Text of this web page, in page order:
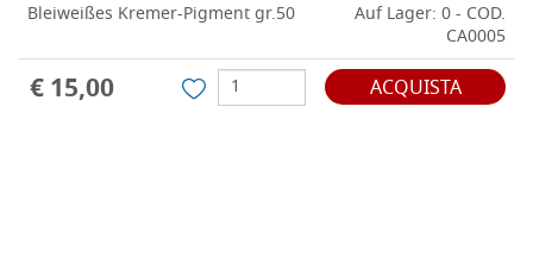
Bleiweißes Kremer-Pigment gr.50
Auf Lager: 0 - COD.
CA0005
€ 15,00 ACQUISTA